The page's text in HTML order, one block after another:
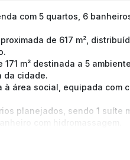
com 5 quartos, 6
de 617 m²,
171 m² destinada a 5
da cidade.
à área social, equipada com
planejados, sendo 1 suíte
com hidromassagem.
fogão em ilha com